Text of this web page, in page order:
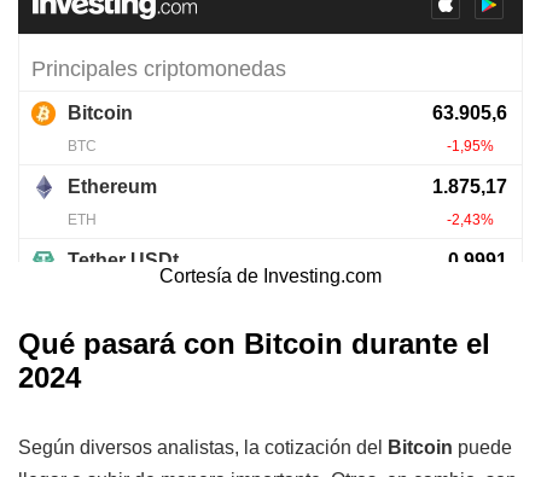
Cortesía de Investing.com
Qué pasará con Bitcoin durante el
2024
Según diversos analistas, la cotización del Bitcoin puede